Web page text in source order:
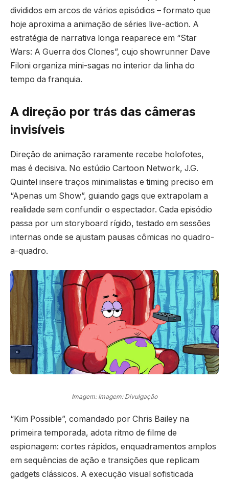
divididos em arcos de vários episódios – formato que
hoje aproxima a animação de séries live-action. A
estratégia de narrativa longa reaparece em “Star
Wars: A Guerra dos Clones”, cujo showrunner Dave
Filoni organiza mini-sagas no interior da linha do
tempo da franquia.
A direção por trás das câmeras
invisíveis
Direção de animação raramente recebe holofotes,
mas é decisiva. No estúdio Cartoon Network, J.G.
Quintel insere traços minimalistas e timing preciso em
“Apenas um Show”, guiando gags que extrapolam a
realidade sem confundir o espectador. Cada episódio
passa por um storyboard rígido, testado em sessões
internas onde se ajustam pausas cômicas no quadro-
a-quadro.
Imagem: Imagem: Divulgação
“Kim Possible”, comandado por Chris Bailey na
primeira temporada, adota ritmo de filme de
espionagem: cortes rápidos, enquadramentos amplos
em sequências de ação e transições que replicam
gadgets clássicos. A execução visual sofisticada